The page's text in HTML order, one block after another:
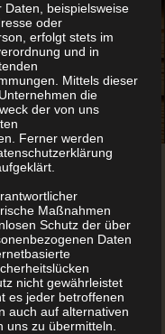
Daten, beispielsweise
oder
erfolgt stets im
und in
Mittels dieser
die
der von uns
Ferner werden
Maßnahmen
Schutz der über
Daten
nicht gewährleistet
es jeder betroffenen
auch auf alternativen
uns zu übermitteln.